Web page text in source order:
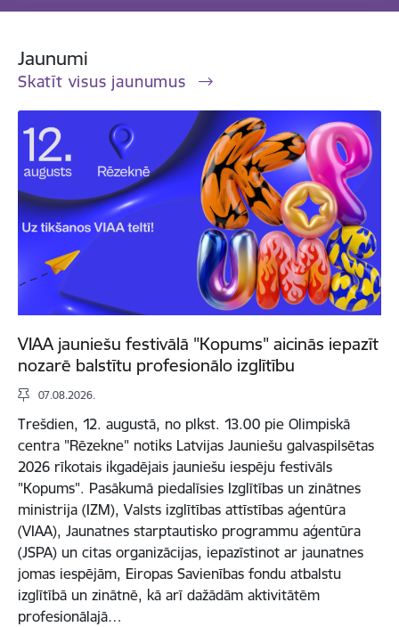
Jaunumi
Skatīt visus jaunumus
VIAA jauniešu festivālā "Kopums" aicinās iepazīt
nozarē balstītu profesionālo izglītību
07.08.2026.
Trešdien, 12. augustā, no plkst. 13.00 pie Olimpiskā
centra "Rēzekne" notiks Latvijas Jauniešu galvaspilsētas
2026 rīkotais ikgadējais jauniešu iespēju festivāls
"Kopums". Pasākumā piedalīsies Izglītības un zinātnes
ministrija (IZM), Valsts izglītības attīstības aģentūra
(VIAA), Jaunatnes starptautisko programmu aģentūra
(JSPA) un citas organizācijas, iepazīstinot ar jaunatnes
jomas iespējām, Eiropas Savienības fondu atbalstu
izglītībā un zinātnē, kā arī dažādām aktivitātēm
profesionālajā…